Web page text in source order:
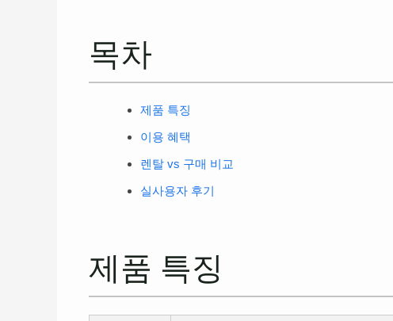
목차
제품 특징
이용 혜택
렌탈 vs 구매 비교
실사용자 후기
제품 특징